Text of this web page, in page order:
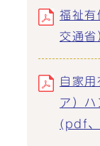
福祉
交通
自家
ア）
(pdf